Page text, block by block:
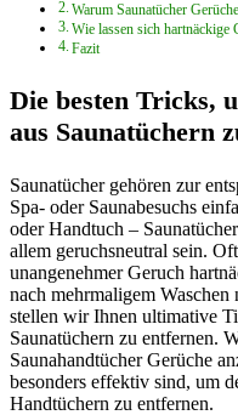
Warum Saunatücher
Wie lassen sich hartnäckige
Fazit
Die besten Tricks,
aus Saunatüchern
Saunatücher gehören zur
Spa- oder Saunabesuchs
oder Handtuch –
allem geruchsneutral sein.
unangenehmer Geruch
nach mehrmaligem
stellen wir Ihnen ultimative
Saunatüchern zu entfernen.
Saunahandtücher Gerüche
besonders effektiv sind, um
Handtüchern zu entfernen.